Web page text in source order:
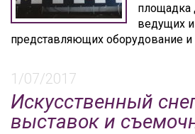
площадка
ведущих
представляющих оборудование и
1/07/2017
Искусственный
выставок и